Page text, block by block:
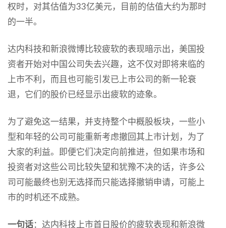
权时，对其估值为33亿美元，目前的估值大约为那时
的一半。
达内科技和新浪微博比较疲软的表现暗示出，美国投
资者开始对中国公司失去兴趣，这不仅对即将来临的
上市不利，而且也可能引发已上市公司的新一轮衰
退，它们的股价已经显示出疲软的迹象。
为了避免这一结果，并支持整个中概股板块，一些小
型和年轻的公司可能重新考虑撤回其上市计划，为了
大家的利益。即便它们决定向前推进，但如果市场和
投资者对这些公司比较失望和犹豫不决的话，许多公
司可能最终也别无选择而只能选择撤销申请，可能上
市的时机还不成熟。
一句话：达内科技上市首日股价的疲软表现和新浪微